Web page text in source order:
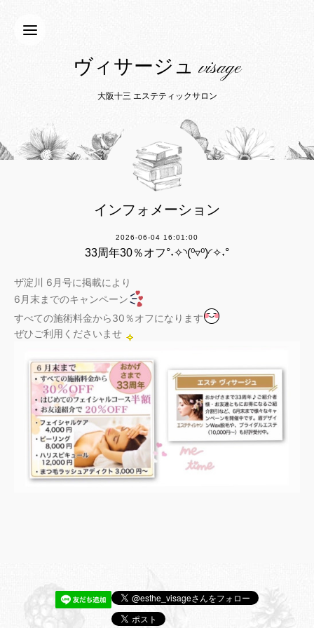
ヴィサージュ visage
大阪十三 エステティックサロン
インフォメーション
2026-06-04 16:01:00
33周年30％オフ°˖✧◝(⁰▿⁰)◜✧˖°
ザ淀川 6月号に掲載により
6月末までのキャンペーン
すべての施術料金から30％オフになります
ぜひご利用くださいませ